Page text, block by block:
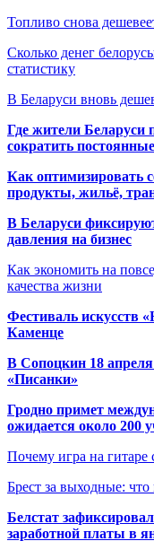
Топливо снова
Сколько денег
статистику
В Беларуси вновь
Где жители Беларуси
сократить
Как оптимизировать
продукты, жильё,
В Беларуси
давления на бизнес
Как экономить на
качества жизни
Фестиваль искусств
Каменце
В Сопоцкин 18
«Писанки»
Гродно примет
ожидается около 200
Почему игра на
Брест за выходные: что
Белстат
заработной платы в